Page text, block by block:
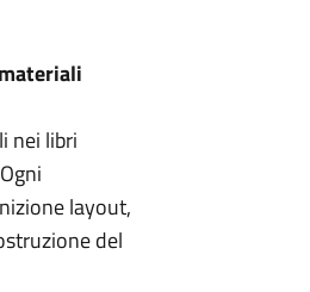
nei libri
layout,
del